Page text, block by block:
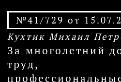
№41/729 от
Кухтик Михаил
За многолетний
труд,